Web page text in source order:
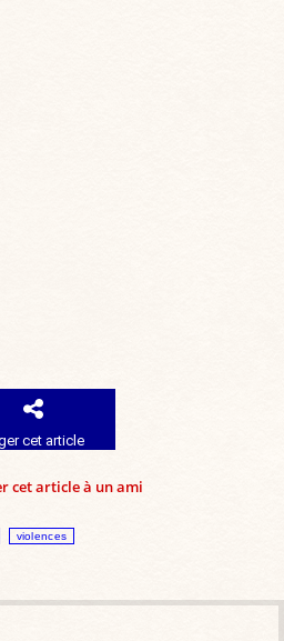
cet article
cet article à un ami
violences